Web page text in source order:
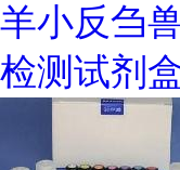
羊小反刍
检测试剂